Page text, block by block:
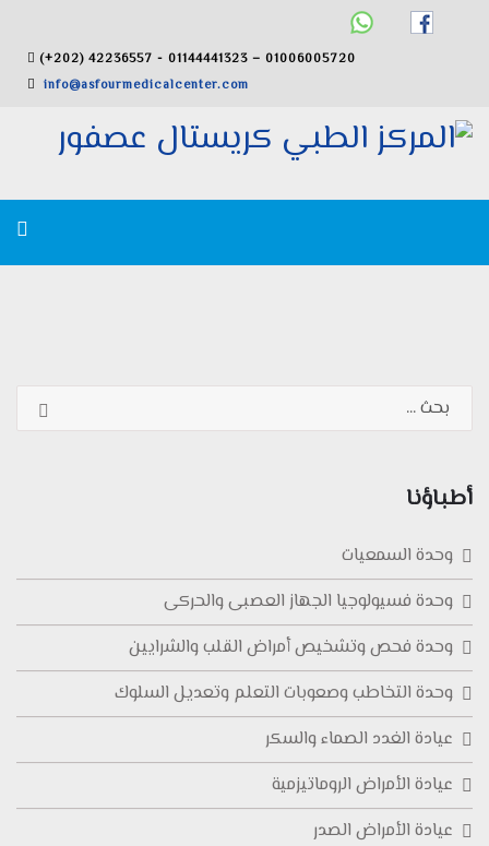
(+202) 42236557 - 01144441323 – 01006005720
info@asfourmedicalcenter.com
أطباؤنا
وحدة السمعيات
وحدة فسيولوجيا الجهاز العصبى والحركى
وحدة فحص وتشخيص أمراض القلب والشرايين
وحدة التخاطب وصعوبات التعلم وتعديل السلوك
عيادة الغدد الصماء والسكر
عيادة الأمراض الروماتيزمية
عيادة الأمراض الصدر